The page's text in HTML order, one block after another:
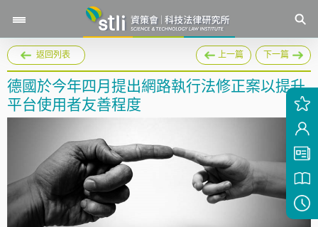
返回列表 上一篇 下一篇
德國於今年四月提出網路執行法修正案以提升
平台使用者友善程度